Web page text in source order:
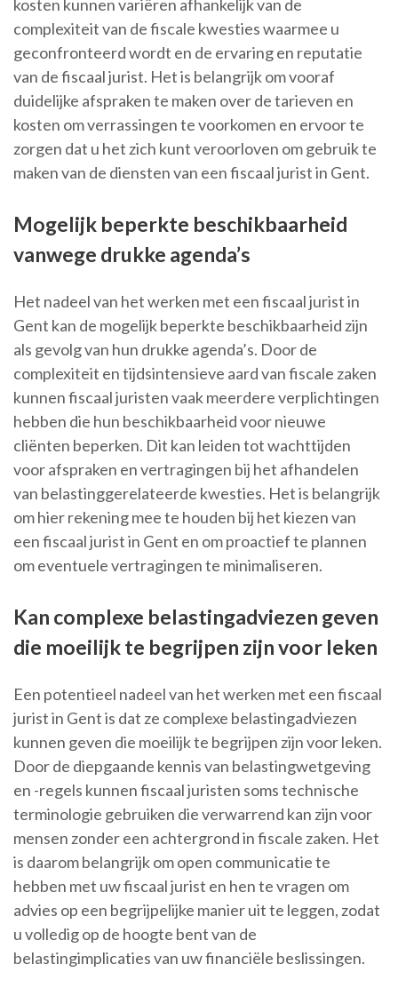
kosten kunnen variëren afhankelijk van de
complexiteit van de fiscale kwesties waarmee u
geconfronteerd wordt en de ervaring en reputatie
van de fiscaal jurist. Het is belangrijk om vooraf
duidelijke afspraken te maken over de tarieven en
kosten om verrassingen te voorkomen en ervoor te
zorgen dat u het zich kunt veroorloven om gebruik te
maken van de diensten van een fiscaal jurist in Gent.
Mogelijk beperkte beschikbaarheid
vanwege drukke agenda’s
Het nadeel van het werken met een fiscaal jurist in
Gent kan de mogelijk beperkte beschikbaarheid zijn
als gevolg van hun drukke agenda’s. Door de
complexiteit en tijdsintensieve aard van fiscale zaken
kunnen fiscaal juristen vaak meerdere verplichtingen
hebben die hun beschikbaarheid voor nieuwe
cliënten beperken. Dit kan leiden tot wachttijden
voor afspraken en vertragingen bij het afhandelen
van belastinggerelateerde kwesties. Het is belangrijk
om hier rekening mee te houden bij het kiezen van
een fiscaal jurist in Gent en om proactief te plannen
om eventuele vertragingen te minimaliseren.
Kan complexe belastingadviezen geven
die moeilijk te begrijpen zijn voor leken
Een potentieel nadeel van het werken met een fiscaal
jurist in Gent is dat ze complexe belastingadviezen
kunnen geven die moeilijk te begrijpen zijn voor leken.
Door de diepgaande kennis van belastingwetgeving
en -regels kunnen fiscaal juristen soms technische
terminologie gebruiken die verwarrend kan zijn voor
mensen zonder een achtergrond in fiscale zaken. Het
is daarom belangrijk om open communicatie te
hebben met uw fiscaal jurist en hen te vragen om
advies op een begrijpelijke manier uit te leggen, zodat
u volledig op de hoogte bent van de
belastingimplicaties van uw financiële beslissingen.